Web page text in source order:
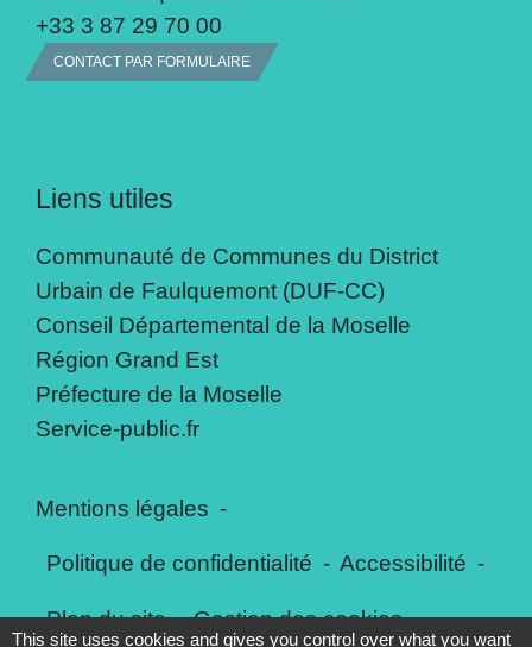
+33 3 87 29 70 00
CONTACT PAR FORMULAIRE
Liens utiles
Communauté de Communes du District
Urbain de Faulquemont (DUF-CC)
Conseil Départemental de la Moselle
Région Grand Est
Préfecture de la Moselle
Service-public.fr
Mentions légales -
Politique de confidentialité - Accessibilité -
Plan du site - Gestion des cookies
This site uses cookies and gives you control over what you want